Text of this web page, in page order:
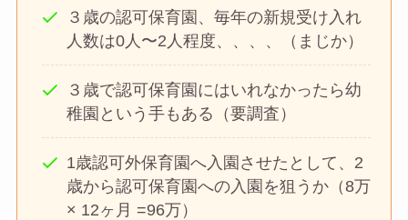
３歳の認可保育園、毎年の新規受け入れ
人数は0人〜2人程度、、、、（まじか）
３歳で認可保育園にはいれなかったら幼
稚園という手もある（要調査）
1歳認可外保育園へ入園させたとして、2
歳から認可保育園への入園を狙うか（8万
× 12ヶ月 =96万）